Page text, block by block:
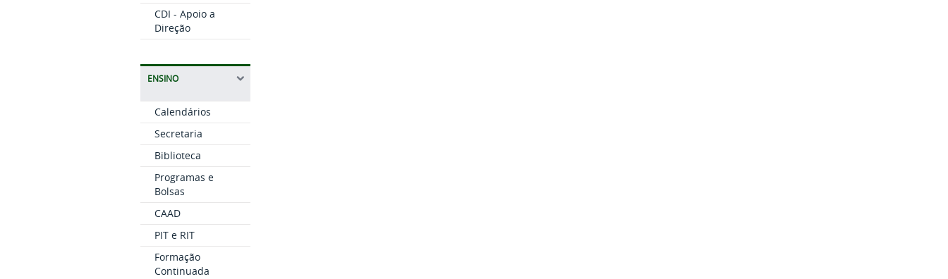
CDI - Apoio a
Direção
ENSINO
Calendários
Secretaria
Biblioteca
Programas e
Bolsas
CAAD
PIT e RIT
Formação
Continuada